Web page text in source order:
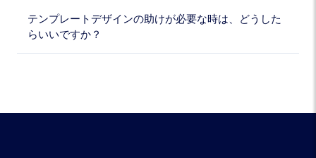
テンプレートデザインの助けが必要な時は、どうした
らいいですか？